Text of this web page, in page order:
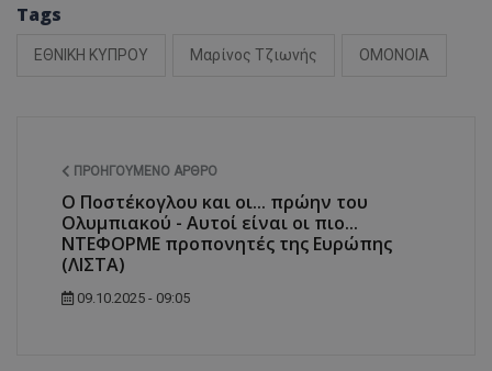
Tags
ΕΘΝΙΚΗ ΚΥΠΡΟΥ Μαρίνος Τζιωνής ΟΜΟΝΟΙΑ
ΠΡΟΗΓΟΎΜΕΝΟ ΆΡΘΡΟ
Ο Ποστέκογλου και οι... πρώην του
Ολυμπιακού - Αυτοί είναι οι πιο...
ΝΤΕΦΟΡΜΕ προπονητές της Ευρώπης
(ΛΙΣΤΑ)
09.10.2025 - 09:05